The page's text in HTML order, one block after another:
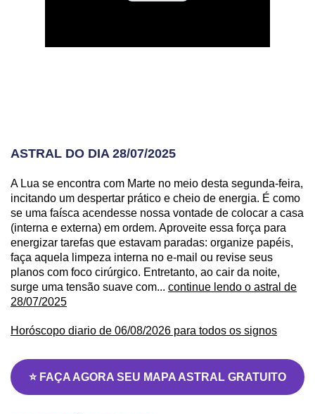
ASTRAL DO DIA 28/07/2025
A Lua se encontra com Marte no meio desta segunda-feira,
incitando um despertar prático e cheio de energia. É como
se uma faísca acendesse nossa vontade de colocar a casa
(interna e externa) em ordem. Aproveite essa força para
energizar tarefas que estavam paradas: organize papéis,
faça aquela limpeza interna no e-mail ou revise seus
planos com foco cirúrgico. Entretanto, ao cair da noite,
surge uma tensão suave com... continue lendo o astral de
28/07/2025
Horóscopo diario de 06/08/2026 para todos os signos
⭐ FAÇA AGORA SEU MAPA ASTRAL GRATUITO